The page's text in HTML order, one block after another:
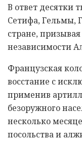
В ответ десятки
Сетифа, Гельмы,
стране,
независимости
Французская
восстание с
применив
безоружного
несколько
посольства и